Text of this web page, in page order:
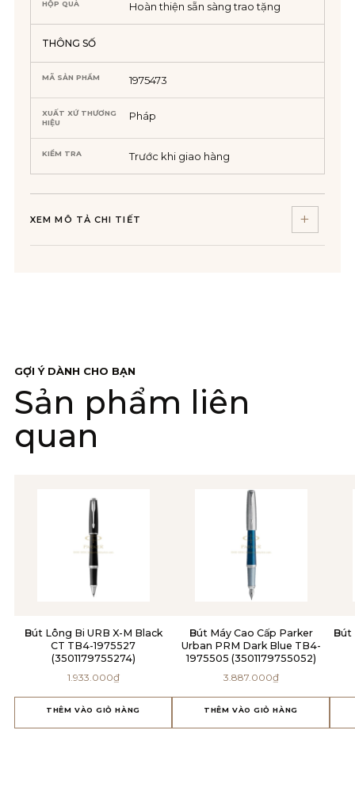
HỘP QUÀ Hoàn thiện sẵn sàng trao tặng
THÔNG SỐ
MÃ SẢN PHẨM 1975473
XUẤT XỨ THƯƠNG
HIỆU
Pháp
KIỂM TRA Trước khi giao hàng
XEM MÔ TẢ CHI TIẾT
GỢI Ý DÀNH CHO BẠN
Sản phẩm liên
quan
Bút Lông Bi URB X-M Black
CT TB4-1975527
(3501179755274)
1.933.000₫
THÊM VÀO GIỎ HÀNG
Bút Máy Cao Cấp Parker
Urban PRM Dark Blue TB4-
1975505 (3501179755052)
3.887.000₫
THÊM VÀO GIỎ HÀNG
Bút Bi URB Đ-Vibrant Blue CT